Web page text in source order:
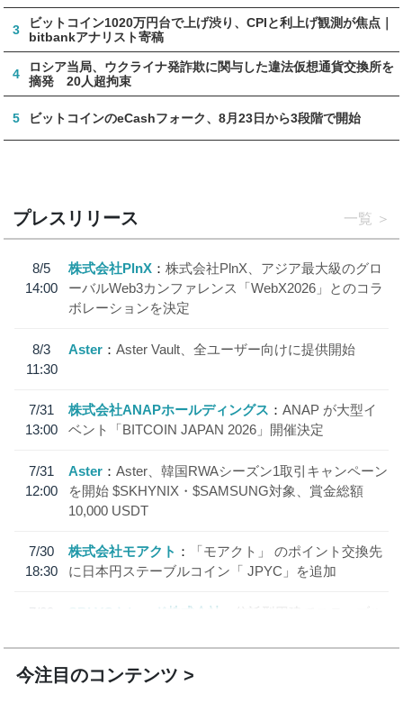
3
ビットコイン1020万円台で上げ渋り、CPIと利上げ観測が焦点｜
bitbankアナリスト寄稿
4
ロシア当局、ウクライナ発詐欺に関与した違法仮想通貨交換所を
摘発 20人超拘束
5 ビットコインのeCashフォーク、8月23日から3段階で開始
プレスリリース 一覧
8/5
14:00
株式会社PlnX
株式会社PlnX、アジア最大級のグロ
ーバルWeb3カンファレンス「WebX2026」とのコラ
ボレーションを決定
8/3
11:30
Aster Aster Vault、全ユーザー向けに提供開始
7/31
13:00
株式会社ANAPホールディングス
ANAP が大型イ
ベント「BITCOIN JAPAN 2026」開催決定
7/31
12:00
Aster
Aster、韓国RWAシーズン1取引キャンペーン
を開始 $SKHYNIX・$SAMSUNG対象、賞金総額
10,000 USDT
7/30
18:30
株式会社モアクト
「モアクト」 のポイント交換先
に日本円ステーブルコイン「 JPYC」を追加
7/29
SBI VCトレード株式会社
信託型円建てステーブル
今注目のコンテンツ